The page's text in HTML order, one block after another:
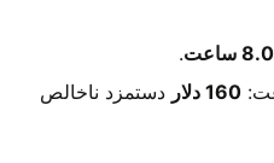
ساعت
.
160 دلار
دستمزد ناخالص